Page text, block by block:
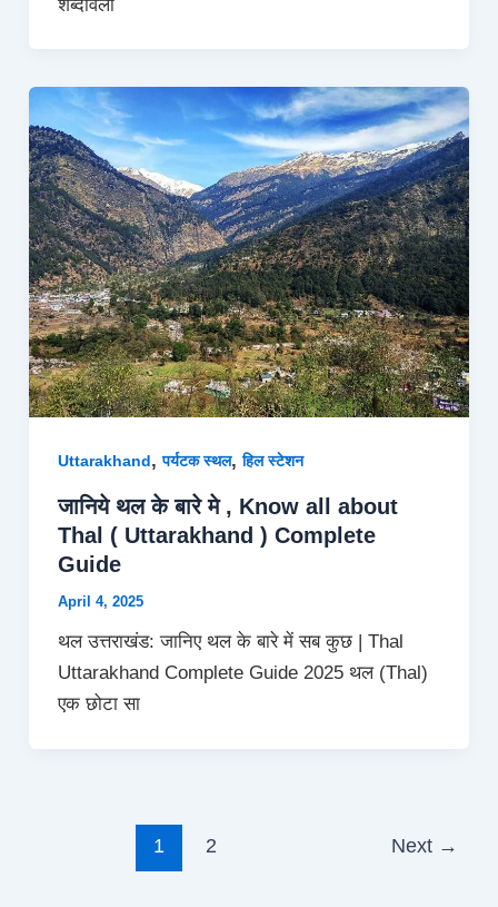
शब्दावली
Uttarakhand,पर्यटक स्थल,हिल स्टेशन
जानिये थल के बारे मे , Know all about
Thal ( Uttarakhand ) Complete
Guide
April 4, 2025
थल उत्तराखंड: जानिए थल के बारे में सब कुछ | Thal
Uttarakhand Complete Guide 2025 थल (Thal)
एक छोटा सा
1 2 Next →